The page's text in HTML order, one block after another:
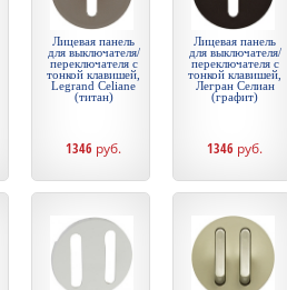
Лицевая панель
для выключателя/
переключателя с
тонкой клавишей,
Legrand Celiane
(титан)
1346 руб.
Лицевая панель
для выключателя/
переключателя с
тонкой клавишей,
Легран Селиан
(графит)
1346 руб.